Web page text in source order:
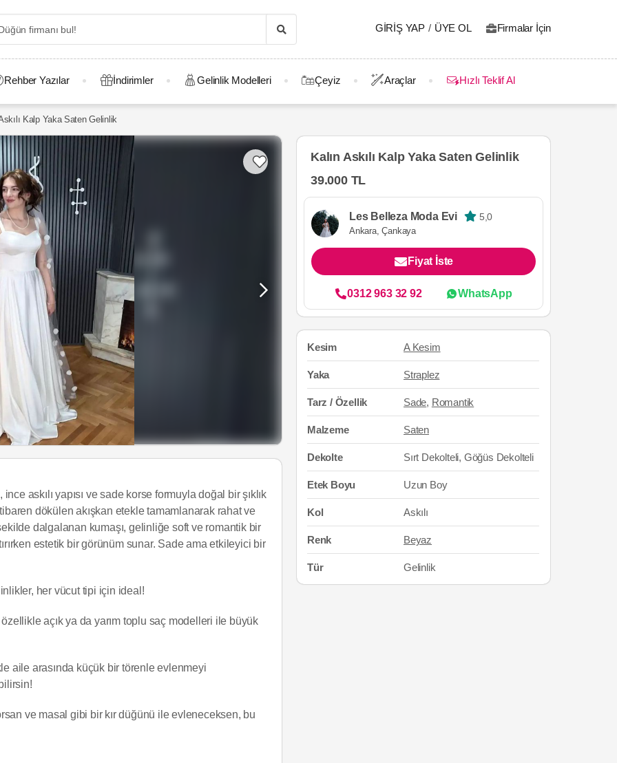
GIRIŞ YAP / ÜYE OL Firmalar İçin
Rehber Yazılar İndirimler Gelinlik Modelleri Çeyiz Araçlar Hızlı Teklif Al
Kalp Yaka Saten Gelinlik
askılı yapısı ve sade korse formuyla doğal bir şıklık
dökülen akışkan etekle tamamlanarak rahat ve
dalgalanan kumaşı, gelinliğe soft ve romantik bir
estetik bir görünüm sunar. Sade ama etkileyici bir
her vücut tipi için ideal!
açık ya da yarım toplu saç modelleri ile büyük
aile arasında küçük bir törenle evlenmeyi
ve masal gibi bir kır düğünü ile evleneceksen, bu
Kalın Askılı Kalp Yaka Saten Gelinlik
39.000 TL
Les Belleza Moda Evi 5,0
Ankara, Çankaya
Fiyat İste
0312 963 32 92 WhatsApp
Kesim A Kesim
Yaka Straplez
Tarz / Özellik Sade, Romantik
Malzeme Saten
Dekolte Sırt Dekolteli, Göğüs Dekolteli
Etek Boyu Uzun Boy
Kol Askılı
Renk Beyaz
Tür Gelinlik